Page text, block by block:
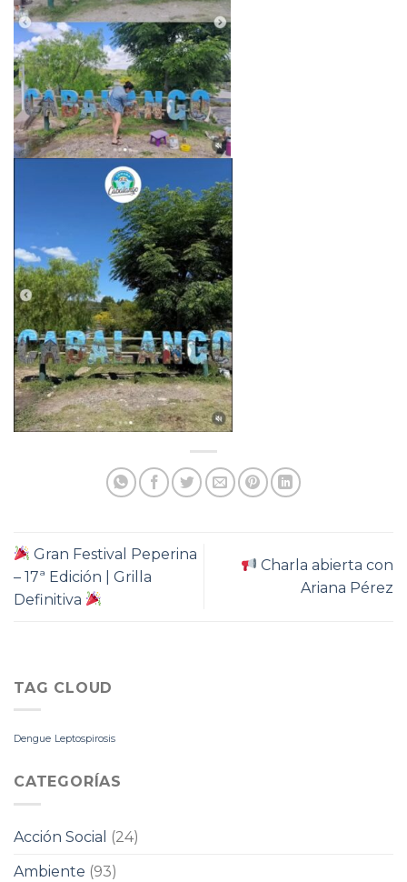
Gran Festival Peperina
– 17ª Edición | Grilla
Definitiva
Charla abierta con
Ariana Pérez
TAG CLOUD
Dengue Leptospirosis
CATEGORÍAS
Acción Social
(24)
Ambiente (93)